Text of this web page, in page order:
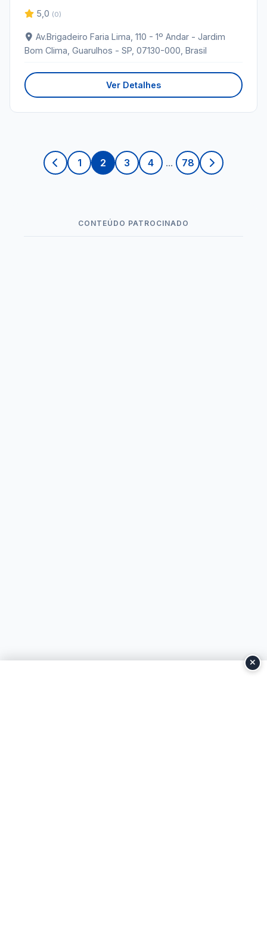
5,0 (0)
Av.Brigadeiro Faria Lima, 110 - 1º Andar - Jardim
Bom Clima, Guarulhos - SP, 07130-000, Brasil
Ver Detalhes
1 2 3 4 ... 78